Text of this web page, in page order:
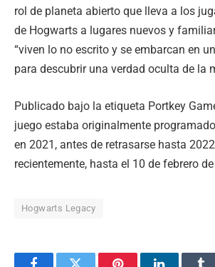
rol de planeta abierto que lleva a los
de Hogwarts a lugares nuevos y
“viven lo no escrito y se embarcan en
para descubrir una verdad oculta de la
Publicado bajo la etiqueta Portkey
juego estaba originalmente
en 2021, antes de retrasarse hasta
recientemente, hasta el 10 de febrero
Hogwarts Legacy